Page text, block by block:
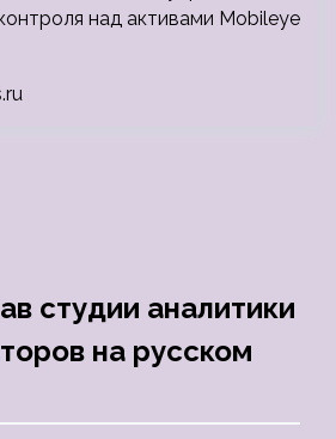
над активами Mobileye
студии аналитики
на русском